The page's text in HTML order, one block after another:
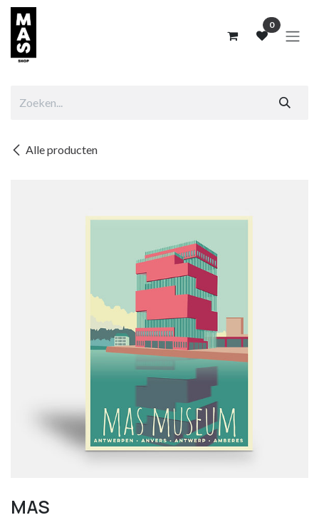
Overslaan naar inhoud
0
Alle producten
MAS